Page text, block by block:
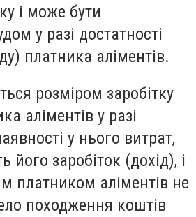
і може бути
у разі достатності
платника аліментів.
розміром заробітку
аліментів у разі
у нього витрат,
заробіток (дохід), і
платником аліментів не
походження коштів